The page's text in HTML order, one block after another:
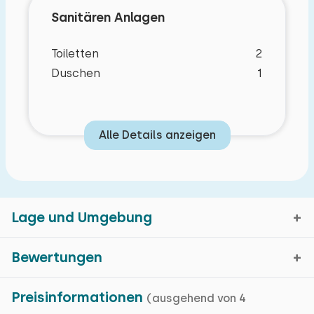
Preisinformationen (ausgehend von 4
Sanitären Anlagen
Toiletten
2
Duschen
1
Alle Details anzeigen
Lage und Umgebung
Schoorl, Nord-Holland
Bewertungen